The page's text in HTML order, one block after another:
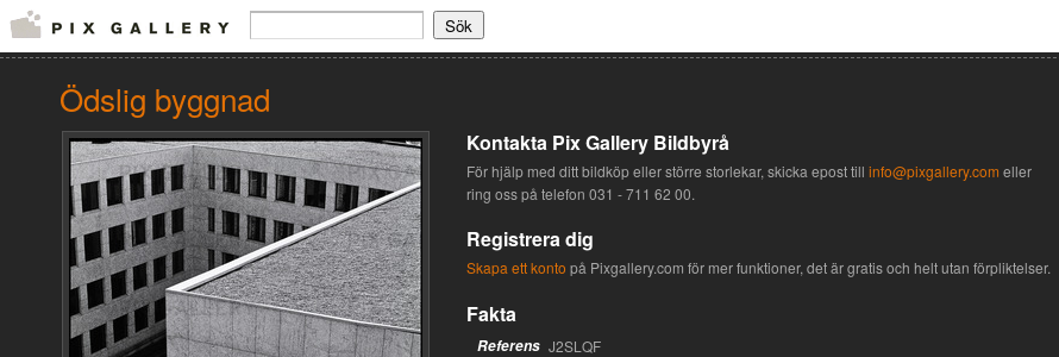
Ödslig byggnad
Kontakta Pix Gallery Bildbyrå
För hjälp med ditt bildköp eller större storlekar, skicka epost till info@pixgallery.com eller
ring oss på telefon 031 - 711 62 00.
Registrera dig
Skapa ett konto på Pixgallery.com för mer funktioner, det är gratis och helt utan förpliktelser.
Fakta
Referens J2SLQF